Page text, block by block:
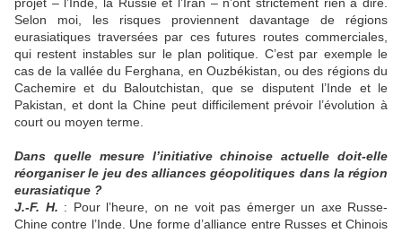
Selon moi, les risques proviennent davantage de régions
eurasiatiques traversées par ces futures routes commerciales,
qui restent instables sur le plan politique. C’est par exemple le
cas de la vallée du Ferghana, en Ouzbékistan, ou des régions du
Cachemire et du Baloutchistan, que se disputent l’Inde et le
Pakistan, et dont la Chine peut difficilement prévoir l’évolution à
court ou moyen terme.
Dans quelle mesure l’initiative chinoise actuelle doit-elle
réorganiser le jeu des alliances géopolitiques dans la région
eurasiatique ?
J.-F. H. : Pour l’heure, on ne voit pas émerger un axe Russe-
Chine contre l’Inde. Une forme d’alliance entre Russes et Chinois